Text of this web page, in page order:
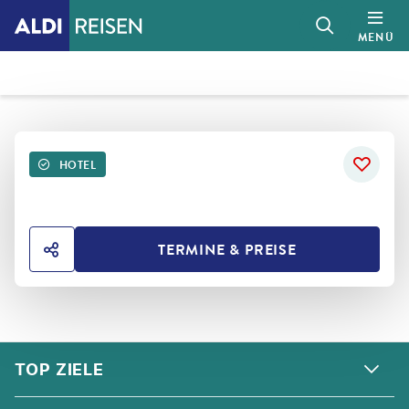
MENÜ
HOTEL
HOTEL TEILENTERMINE & PREISE
TOP ZIELE